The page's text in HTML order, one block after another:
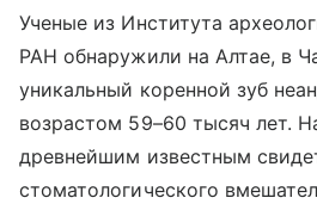
Ученые из Института
РАН обнаружили на Алтае, в
уникальный коренной зуб
возрастом 59–60 тысяч лет.
древнейшим известным
стоматологического